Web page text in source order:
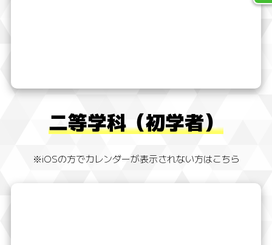
二等学科（初学者）
※iOSの方でカレンダーが表示されない方はこちら